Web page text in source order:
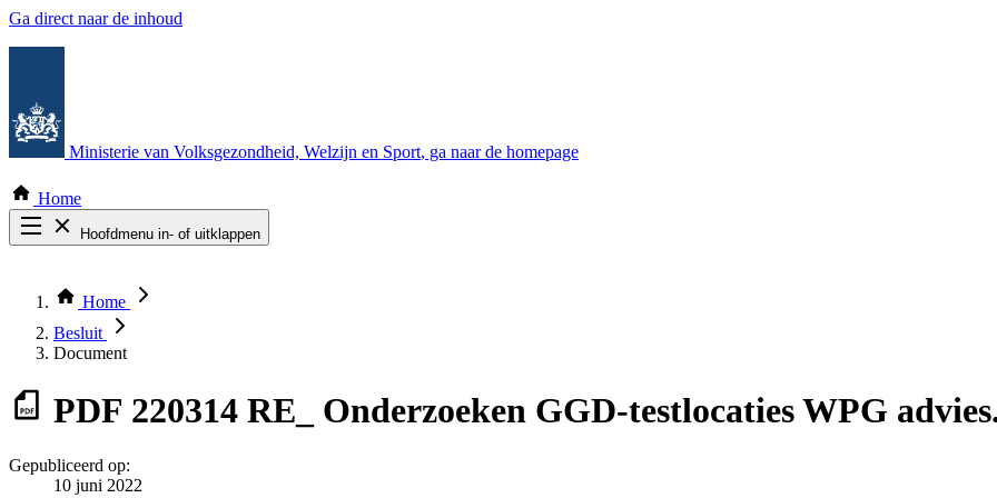
Ga direct naar de inhoud
Ministerie van Volksgezondheid, Welzijn en Sport, ga naar de homepage
Home
Hoofdmenu in- of uitklappen
Thema COVID-19
Bekijk per bestuursorgaan
Home
Besluit
Document
PDF 220314 RE_ Onderzoeken GGD-testlocaties WPG
Gepubliceerd op:
10 juni 2022